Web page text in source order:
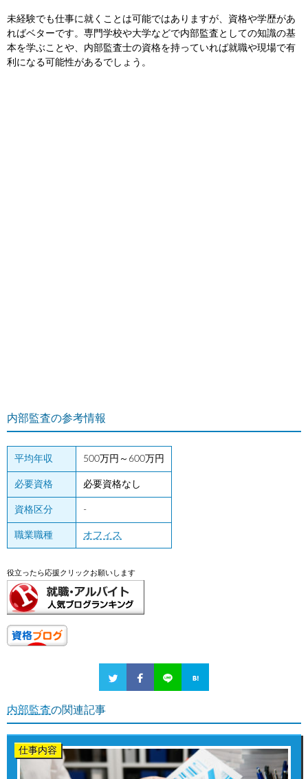
未経験でも仕事に就くことは可能ではありますが、資格や学歴があ
ればベターです。専門学校や大学などで内部監査としての知識の基
本を学ぶことや、内部監査士の資格を持っていれば就職や現場で有
利になる可能性があるでしょう。
内部監査の参考情報
平均年収 500万円～600万円
必要資格 必要資格なし
資格区分 -
職業職種 オフィス
役立ったら応援クリックお願いします
内部監査の関連記事
仕事内容